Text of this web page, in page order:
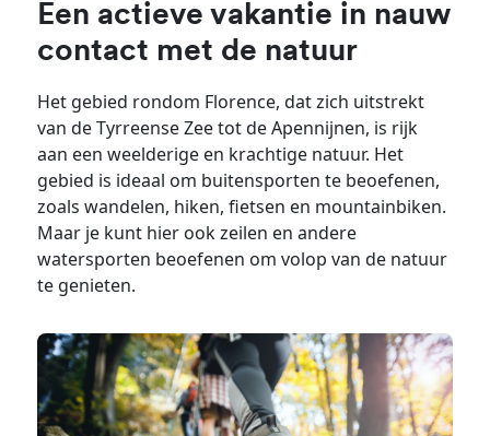
Een actieve vakantie in nauw
contact met de natuur
Het gebied rondom Florence, dat zich uitstrekt
van de Tyrreense Zee tot de Apennijnen, is rijk
aan een weelderige en krachtige natuur. Het
gebied is ideaal om buitensporten te beoefenen,
zoals wandelen, hiken, fietsen en mountainbiken.
Maar je kunt hier ook zeilen en andere
watersporten beoefenen om volop van de natuur
te genieten.